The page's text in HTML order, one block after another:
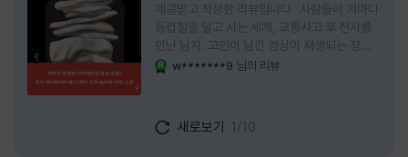
제공받고 작성한 리뷰입니다 사람들이 저마다
등껍질을 달고 사는 세계, 교통사고 후 천사를
만난 남자, 고인이 남긴 영상이 재생되는 장례
식장에서 똥을 싼 개. 이 책에는 몇 줄만 읽어도
넘어가 있었다. 소설을 읽으면서 잘 만든 단편
애니메이션 여러 편을 차례로 보는 기분이 들었
w*******9 님의 리뷰
새로보기 1/10